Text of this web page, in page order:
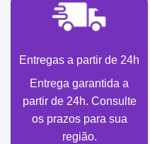
Entregas a partir de 24h
Entrega garantida a
partir de 24h. Consulte
os prazos para sua
região.